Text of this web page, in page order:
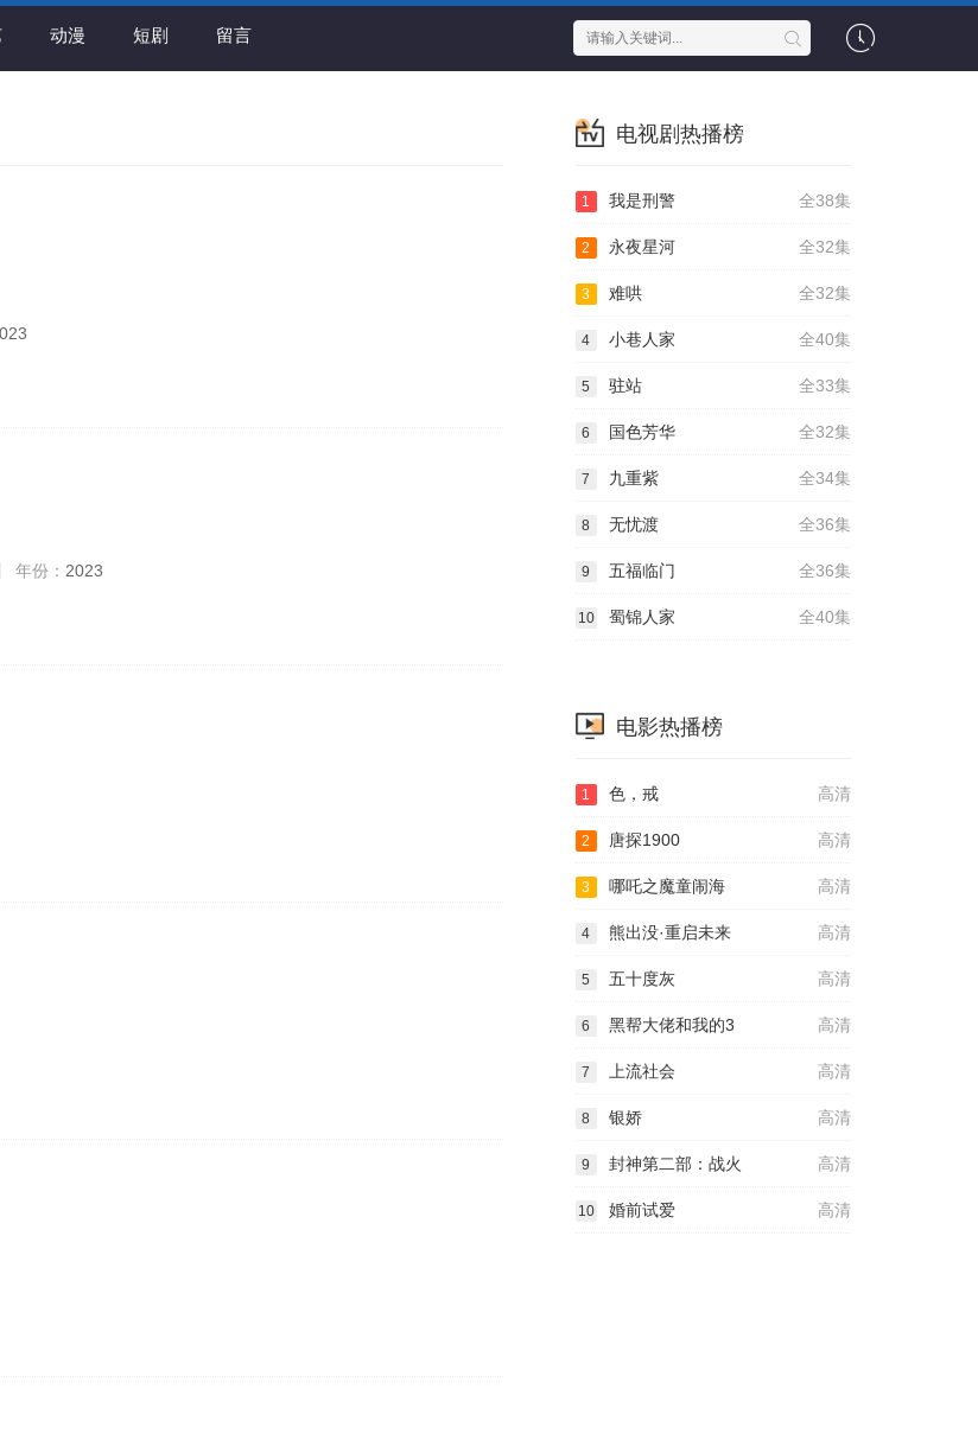
动漫 短剧 留言
年份： 2023
电视剧热播榜
全38集
1 我是刑警
全32集
2 永夜星河
全32集
3 难哄
全40集
4 小巷人家
全33集
5 驻站
全32集
6 国色芳华
全34集
7 九重紫
全36集
8 无忧渡
全36集
9 五福临门
全40集
10 蜀锦人家
电影热播榜
高清
1 色，戒
高清
2 唐探1900
高清
3 哪吒之魔童闹海
高清
4 熊出没·重启未来
高清
5 五十度灰
高清
6 黑帮大佬和我的3
高清
7 上流社会
高清
8 银娇
高清
9 封神第二部：战火
高清
10 婚前试爱